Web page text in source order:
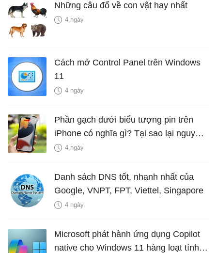
Những câu đố về con vật hay nhất
4 ngày
Cách mở Control Panel trên Windows
11
4 ngày
Phần gạch dưới biểu tượng pin trên
iPhone có nghĩa gì? Tại sao lại nguy
hiểm?
4 ngày
Danh sách DNS tốt, nhanh nhất của
Google, VNPT, FPT, Viettel, Singapore
4 ngày
Microsoft phát hành ứng dụng Copilot
native cho Windows 11 hàng loạt tính